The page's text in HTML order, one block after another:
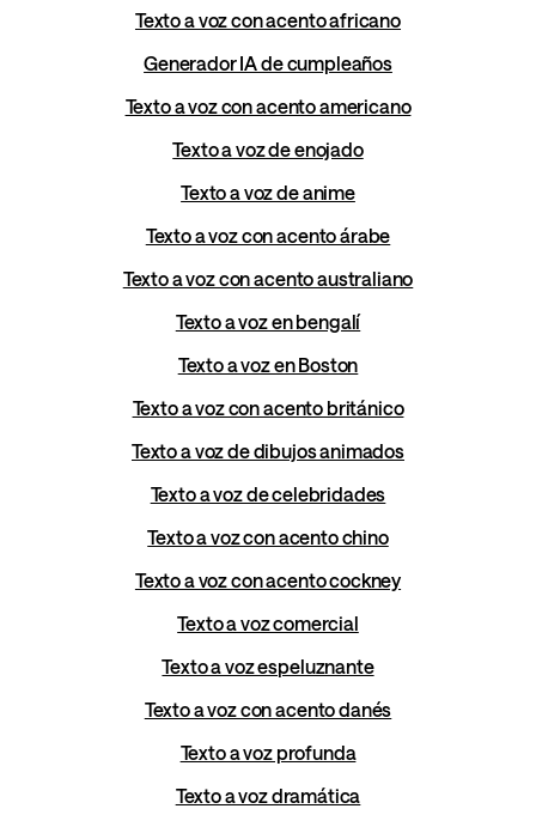
Texto a voz con acento africano
Generador IA de cumpleaños
Texto a voz con acento americano
Texto a voz de enojado
Texto a voz de anime
Texto a voz con acento árabe
Texto a voz con acento australiano
Texto a voz en bengalí
Texto a voz en Boston
Texto a voz con acento británico
Texto a voz de dibujos animados
Texto a voz de celebridades
Texto a voz con acento chino
Texto a voz con acento cockney
Texto a voz comercial
Texto a voz espeluznante
Texto a voz con acento danés
Texto a voz profunda
Texto a voz dramática